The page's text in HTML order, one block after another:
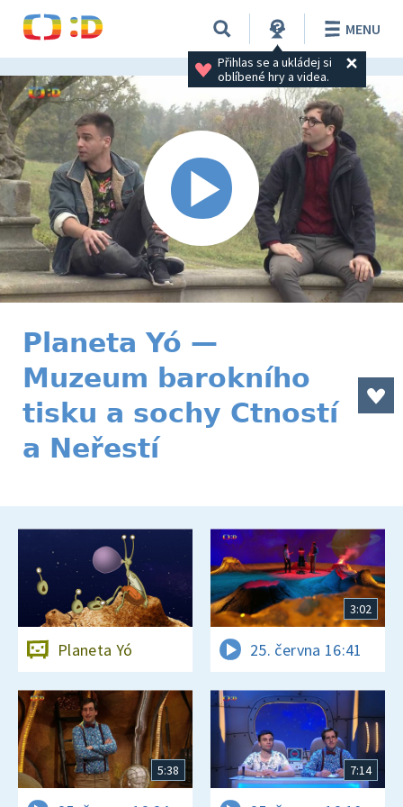
Přihlas se a ukládej si
oblíbené hry a videa.
MENU
Planeta Yó —
Muzeum barokního
tisku a sochy Ctností
a Neřestí
Planeta Yó
3:02
25. června 16:41
5:38 7:14